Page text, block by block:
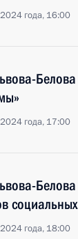
года, 16:00
Белова
года, 17:00
года, 18:00